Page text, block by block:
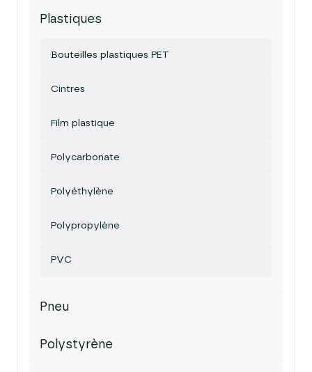
Plastiques
Bouteilles plastiques PET
Cintres
Film plastique
Polycarbonate
Polyéthylène
Polypropylène
PVC
Pneu
Polystyrène